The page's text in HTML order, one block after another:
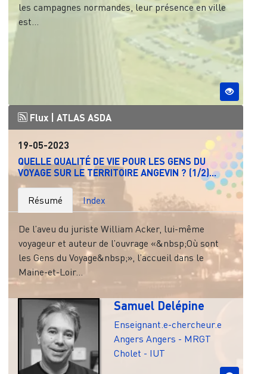
les campagnes normandes, leur présence en ville
est...
Flux | ATLAS ASDA
19-05-2023
QUELLE QUALITÉ DE VIE POUR LES GENS DU
VOYAGE SUR LE TERRITOIRE ANGEVIN ? (1/2)...
Résumé Index
De l’aveu du juriste William Acker, lui-même
voyageur et auteur de l’ouvrage «&nbsp;Où sont
les Gens du Voyage&nbsp;», l’accueil dans le
Maine-et-Loir...
Samuel Delépine
Enseignant.e-chercheur.e
Angers Angers - MRGT
Cholet - IUT